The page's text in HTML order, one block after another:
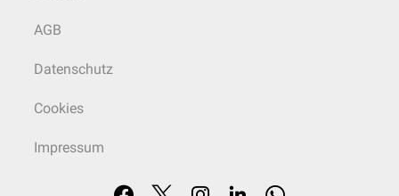
AGB
Datenschutz
Cookies
Impressum